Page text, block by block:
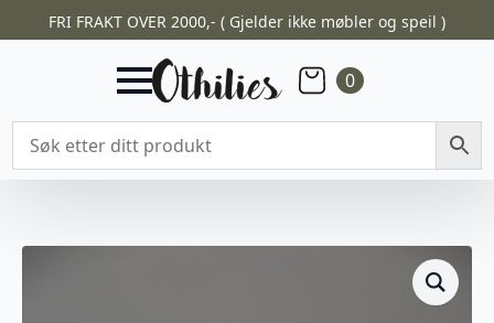
FRI FRAKT OVER 2000,- ( Gjelder ikke møbler og speil )
0